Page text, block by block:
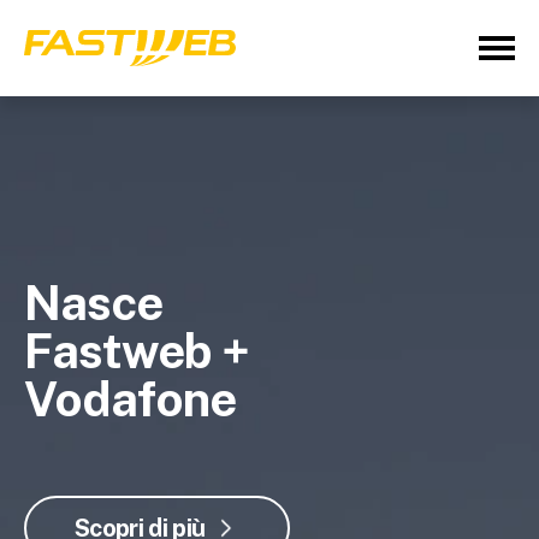
Nasce
Fastweb +
Vodafone
Scopri di più